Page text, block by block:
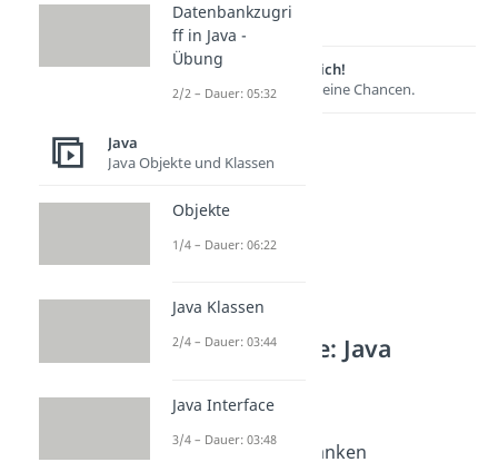
Lernen lohnt sich!
Entdecke hier deine Chancen.
Weitere Inhalte: Java
Datenbank
Aufbau von Datenbanken
Datenbankzugri
ff in Java -
Übung
2/2 – Dauer: 05:32
Java
Java Objekte und Klassen
Objekte
1/4 – Dauer: 06:22
Java Klassen
2/4 – Dauer: 03:44
Java Interface
3/4 – Dauer: 03:48